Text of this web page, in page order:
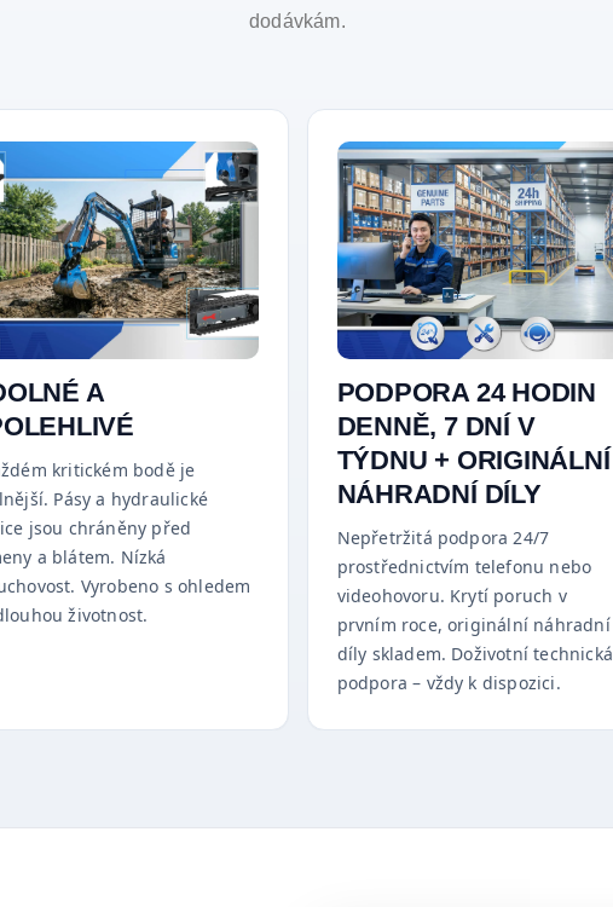
dodávkám.
A
kritickém bodě je
Pásy a hydraulické
jsou chráněny před
a blátem. Nízká
Vyrobeno s ohledem
životnost.
PODPORA 24 HODIN
DENNĚ, 7 DNÍ V
TÝDNU + ORIGINÁLNÍ
NÁHRADNÍ DÍLY
Nepřetržitá podpora 24/7
prostřednictvím telefonu nebo
videohovoru. Krytí poruch v
prvním roce, originální náhradní
díly skladem. Doživotní technická
podpora – vždy k dispozici.